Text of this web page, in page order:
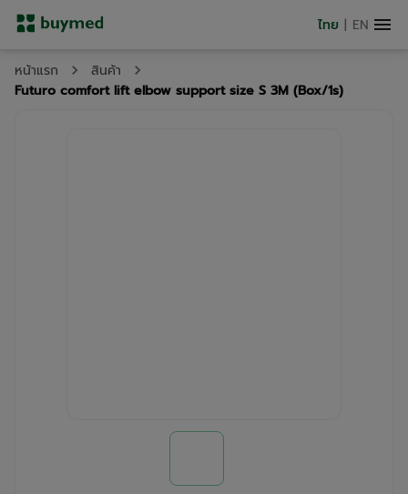
ไทย | EN
หน้าแรก
สินค้า
Futuro comfort lift elbow support size S 3M (Box/1s)